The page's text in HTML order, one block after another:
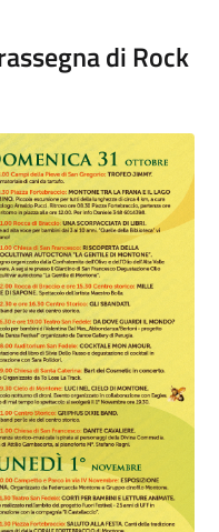
di Rock